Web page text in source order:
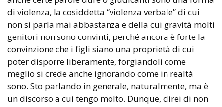
di violenza, la cosiddetta “violenza verbale” di cui
non si parla mai abbastanza e della cui gravità molti
genitori non sono convinti, perché ancora è forte la
convinzione che i figli siano una proprietà di cui
poter disporre liberamente, forgiandoli come
meglio si crede anche ignorando come in realtà
sono. Sto parlando in generale, naturalmente, ma è
un discorso a cui tengo molto. Dunque, direi di non